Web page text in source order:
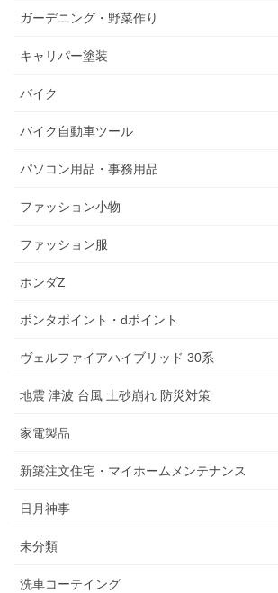
ガーデニング・野菜作り
キャリパー塗装
バイク
バイク自動車ツール
パソコン用品・事務用品
ファッション小物
ファッション服
ホンダZ
ポンタポイント・dポイント
ヴェルファイアハイブリッド 30系
地震 津波 台風 土砂崩れ 防災対策
家電製品
新築注文住宅・マイホームメンテナンス
日月神事
未分類
洗車コーテイング